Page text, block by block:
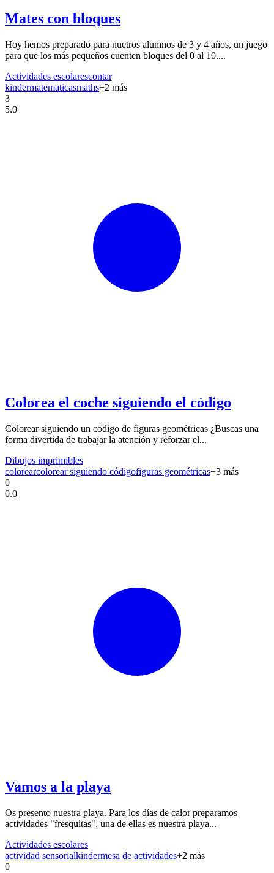
Mates con bloques
Hoy hemos preparado para nuetros alumnos de 3 y 4 años, un juego
para que los más pequeños cuenten bloques del 0 al 10....
Actividades escolarescontar
kindermatematicasmaths+2 más
3
5.0
Colorea el coche siguiendo el código
Colorear siguiendo un código de figuras geométricas ¿Buscas una
forma divertida de trabajar la atención y reforzar el...
Dibujos imprimibles
colorearcolorear siguiendo códigofiguras geométricas+3 más
0
0.0
Vamos a la playa
Os presento nuestra playa. Para los días de calor preparamos
actividades "fresquitas", una de ellas es nuestra playa...
Actividades escolares
actividad sensorialkindermesa de actividades+2 más
0